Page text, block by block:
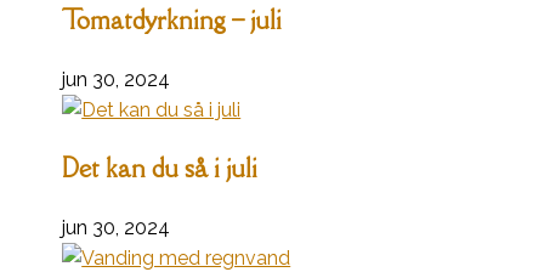
Tomatdyrkning – juli
jun 30, 2024
Det kan du så i juli
jun 30, 2024